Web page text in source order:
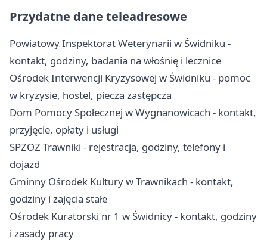
Przydatne dane teleadresowe
Powiatowy Inspektorat Weterynarii w Świdniku -
kontakt, godziny, badania na włośnię i lecznice
Ośrodek Interwencji Kryzysowej w Świdniku - pomoc
w kryzysie, hostel, piecza zastępcza
Dom Pomocy Społecznej w Wygnanowicach - kontakt,
przyjęcie, opłaty i usługi
SPZOZ Trawniki - rejestracja, godziny, telefony i
dojazd
Gminny Ośrodek Kultury w Trawnikach - kontakt,
godziny i zajęcia stałe
Ośrodek Kuratorski nr 1 w Świdnicy - kontakt, godziny
i zasady pracy